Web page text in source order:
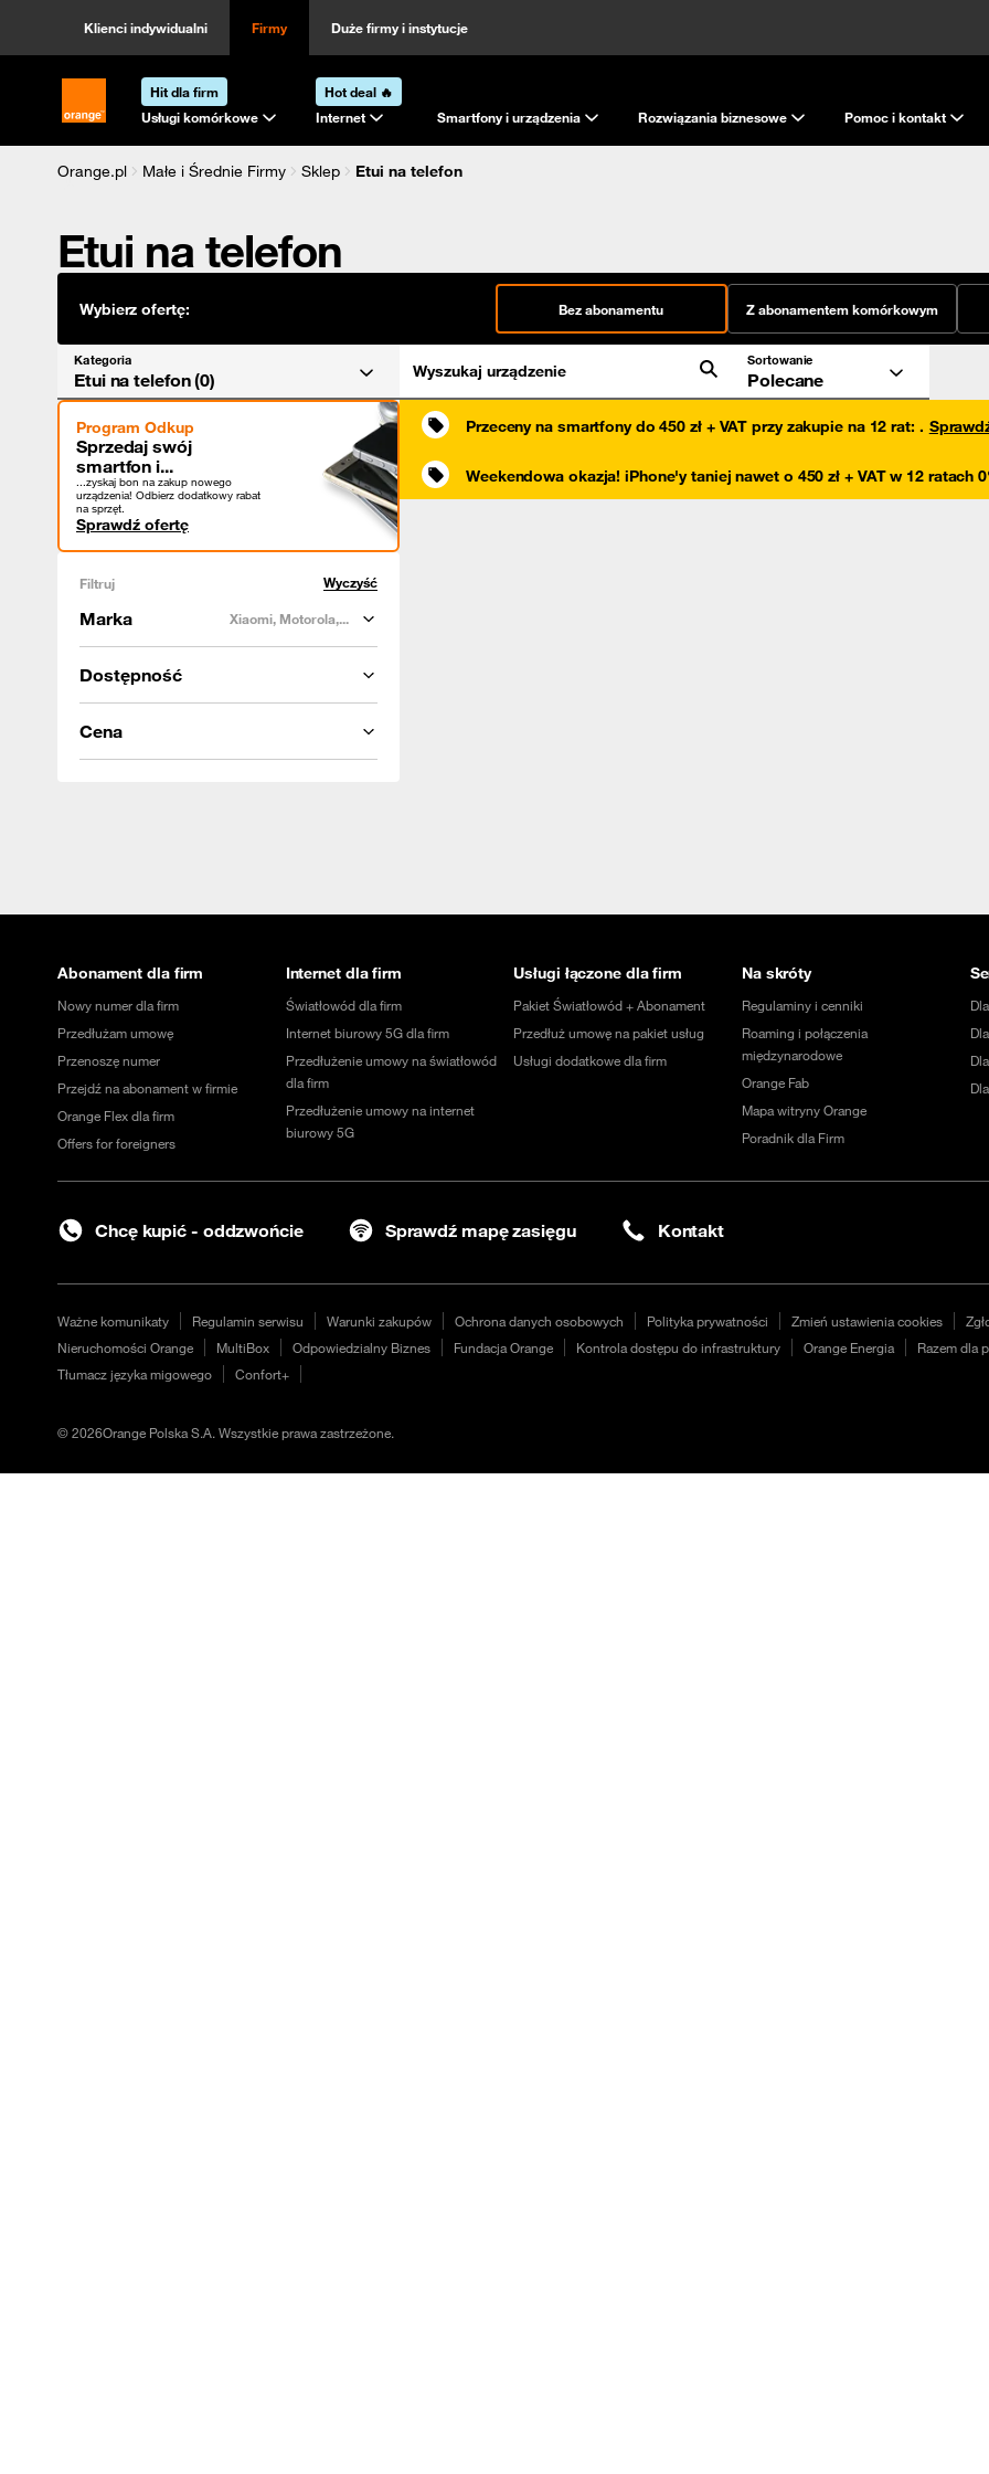
Klienci indywidualni Firmy Duże firmy i instytucje
Strona główna Orange.pl
Hit dla firm
Usługi komórkowe
Hot deal 🔥
Internet
Smartfony i urządzenia Rozwiązania biznesowe Pomoc i kontakt
Orange.pl Małe i Średnie Firmy Sklep
Etui na telefon
Etui na telefon
Wybierz ofertę: Bez abonamentu Z abonamentem komórkowym
Kategoria
Etui na telefon (0) Wyszukaj urządzenie
Sortowanie
Polecane
Program Odkup
Sprzedaj swój
smartfon i...
...zyskaj bon na zakup nowego
urządzenia! Odbierz dodatkowy rabat
na sprzęt.
Sprawdź ofertę
Filtruj Wyczyść
Marka Xiaomi, Motorola,...
Dostępność
Cena
Przeceny na smartfony do 450 zł + VAT przy zakupie na 12 rat: .
Weekendowa okazja! iPhone'y taniej nawet o 450 zł + VAT w 12 ratach
Abonament dla firm
Nowy numer dla firm
Przedłużam umowę
Przenoszę numer
Przejdź na abonament w firmie
Orange Flex dla firm
Offers for foreigners
Internet dla firm
Światłowód dla firm
Internet biurowy 5G dla firm
Przedłużenie umowy na światłowód
dla firm
Przedłużenie umowy na internet
biurowy 5G
Usługi łączone dla firm
Pakiet Światłowód + Abonament
Przedłuż umowę na pakiet usług
Usługi dodatkowe dla firm
Na skróty
Regulaminy i cenniki
Roaming i połączenia
międzynarodowe
Orange Fab
Mapa witryny Orange
Poradnik dla Firm
Chcę kupić - oddzwońcie Sprawdź mapę zasięgu Kontakt
Ważne komunikaty Regulamin serwisu Warunki zakupów Ochrona danych osobowych Polityka prywatności Zmień ustawienia cookies
Nieruchomości Orange
MultiBox Odpowiedzialny Biznes Fundacja Orange Kontrola dostępu do infrastruktury Orange Energia Razem dla
Tłumacz języka migowego
Confort+
©2026Orange Polska S.A. Wszystkie prawa zastrzeżone.